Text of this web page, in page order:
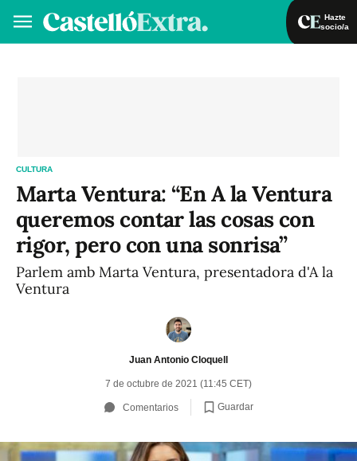
Hazte
socio/a
CULTURA
Marta Ventura: “En A la Ventura
queremos contar las cosas con
rigor, pero con una sonrisa”
Parlem amb Marta Ventura, presentadora d'A la
Ventura
Juan Antonio Cloquell
7 de octubre de 2021 (11:45 CET)
Comentarios Guardar